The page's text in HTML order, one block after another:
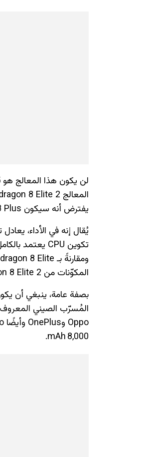
يفترض أنه سيكون Snapdragon 8 Plus.
تكوين CPU يعتمد بالكامل على الأنوية الكبيرة مع أنوية مطورة داخليًا من كوالكوم.
المكوّنات من Snapdragon 8 Elite 2.
8,000 mAh.